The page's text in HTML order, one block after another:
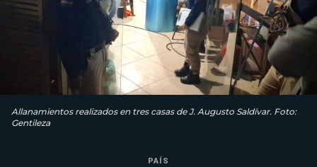
Allanamientos realizados en tres casas de J. Augusto Saldívar. Foto:
Gentileza
PAÍS